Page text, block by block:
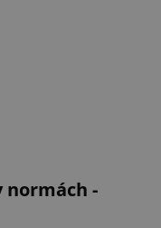
normách -